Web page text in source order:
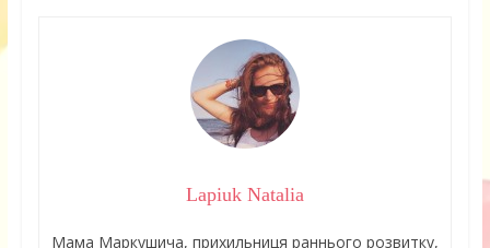
Lapiuk Natalia
Мама Маркушича, прихильниця раннього розвитку,